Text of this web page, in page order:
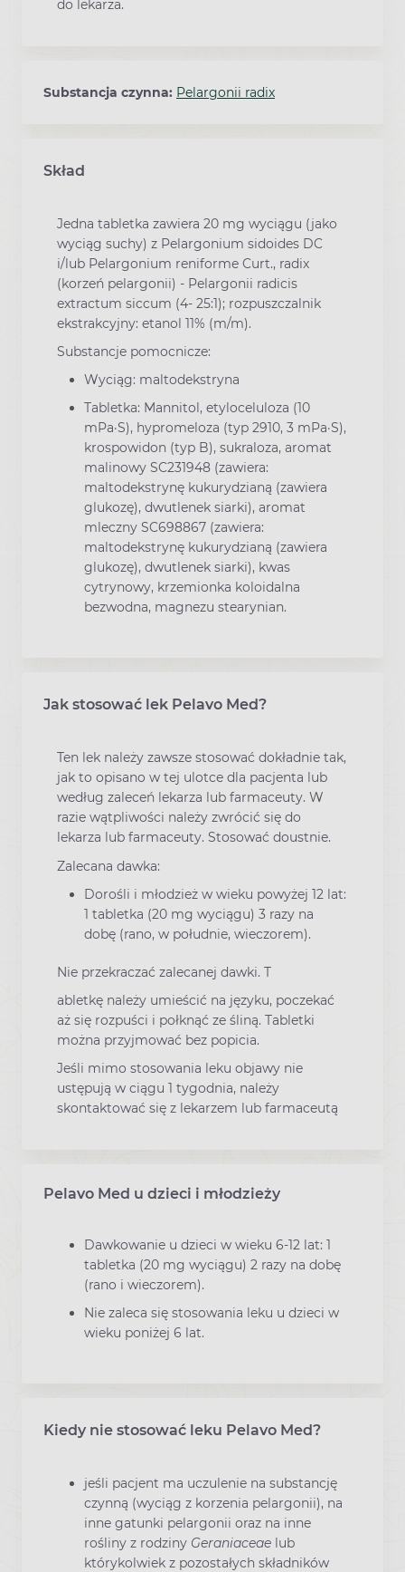
do lekarza.
Substancja czynna: Pelargonii radix
Skład
Jedna tabletka zawiera 20 mg wyciągu (jako
wyciąg suchy) z Pelargonium sidoides DC
i/lub Pelargonium reniforme Curt., radix
(korzeń pelargonii) - Pelargonii radicis
extractum siccum (4- 25:1); rozpuszczalnik
ekstrakcyjny: etanol 11% (m/m).
Substancje pomocnicze:
Wyciąg: maltodekstryna
Tabletka: Mannitol, etyloceluloza (10
mPa·S), hypromeloza (typ 2910, 3 mPa·S),
krospowidon (typ B), sukraloza, aromat
malinowy SC231948 (zawiera:
maltodekstrynę kukurydzianą (zawiera
glukozę), dwutlenek siarki), aromat
mleczny SC698867 (zawiera:
maltodekstrynę kukurydzianą (zawiera
glukozę), dwutlenek siarki), kwas
cytrynowy, krzemionka koloidalna
bezwodna, magnezu stearynian.
Jak stosować lek Pelavo Med?
Ten lek należy zawsze stosować dokładnie tak,
jak to opisano w tej ulotce dla pacjenta lub
według zaleceń lekarza lub farmaceuty. W
razie wątpliwości należy zwrócić się do
lekarza lub farmaceuty. Stosować doustnie.
Zalecana dawka:
Dorośli i młodzież w wieku powyżej 12 lat:
1 tabletka (20 mg wyciągu) 3 razy na
dobę (rano, w południe, wieczorem).
Nie przekraczać zalecanej dawki. T
abletkę należy umieścić na języku, poczekać
aż się rozpuści i połknąć ze śliną. Tabletki
można przyjmować bez popicia.
Jeśli mimo stosowania leku objawy nie
ustępują w ciągu 1 tygodnia, należy
skontaktować się z lekarzem lub farmaceutą
Pelavo Med u dzieci i młodzieży
Dawkowanie u dzieci w wieku 6-12 lat: 1
tabletka (20 mg wyciągu) 2 razy na dobę
(rano i wieczorem).
Nie zaleca się stosowania leku u dzieci w
wieku poniżej 6 lat.
Kiedy nie stosować leku Pelavo Med?
jeśli pacjent ma uczulenie na substancję
czynną (wyciąg z korzenia pelargonii), na
inne gatunki pelargonii oraz na inne
rośliny z rodziny Geraniaceae lub
którykolwiek z pozostałych składników